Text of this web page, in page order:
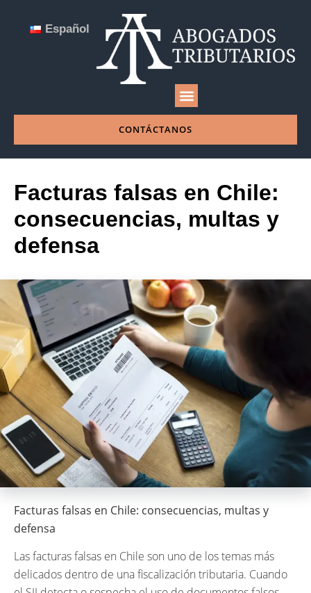
CONTÁCTANOS
Español
Facturas falsas en Chile:
consecuencias, multas y
defensa
Facturas falsas en Chile: consecuencias, multas y
defensa
Las facturas falsas en Chile son uno de los temas más
delicados dentro de una fiscalización tributaria. Cuando